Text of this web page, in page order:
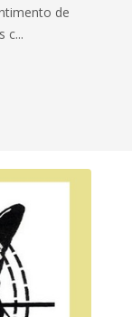
de
c...